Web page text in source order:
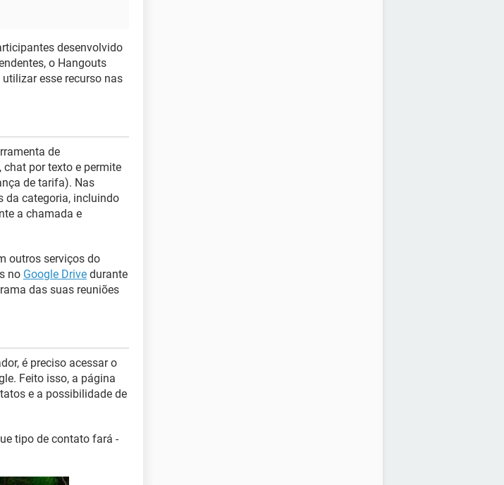
desenvolvido
o Hangouts
esse recurso nas
de
por texto e permite
de tarifa). Nas
da categoria, incluindo
a chamada e
outros serviços do
no Google Drive durante
das suas reuniões
é preciso acessar o
Feito isso, a página
e a possibilidade de
tipo de contato fará -